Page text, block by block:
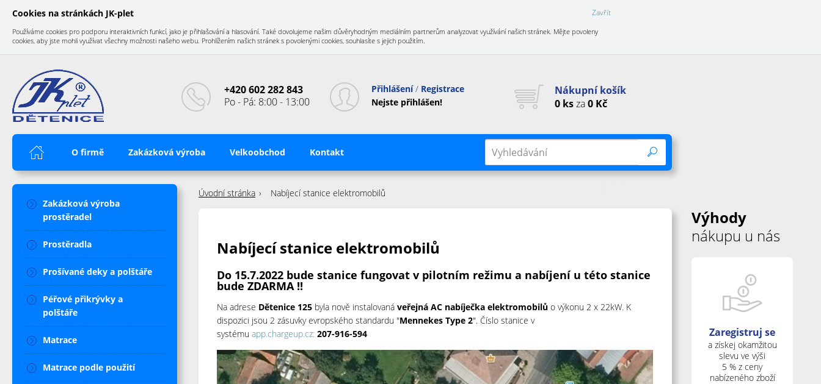
Zavřít
Cookies na stránkách JK-plet
Používáme cookies pro podporu interaktivních funkcí, jako je přihlašování a hlasování. Také dovolujeme našim důvěryhodným mediálním partnerům analyzovat využívání našich stránek. Mějte povoleny
cookies, aby jste mohli využívat všechny možnosti našeho webu. Prohlížením našich stránek s povolenými cookies, souhlasíte s jejich použitím.
+420 602 282 843
Po - Pá: 8:00 - 13:00
Přihlášení
Registrace
Nejste přihlášen!
Nákupní košík
0 ksza0 Kč
Úvod O firmě Zakázková výroba Velkoobchod Kontakt
Úvodní stránka Nabíjecí stanice elektromobilů
Nabíjecí stanice elektromobilů
Do 15.7.2022 bude stanice fungovat v pilotním režimu a nabíjení u této stanice
bude ZDARMA !!
Na adrese Dětenice 125 byla nově instalovaná veřejná AC nabíječka elektromobilů o výkonu 2 x 22kW. K
dispozici jsou 2 zásuvky evropského standardu "Mennekes Type 2". Číslo stanice v
systému app.chargeup.cz: 207-916-594
Zakázková výroba
prostěradel
Prostěradla
Prošívané deky a polštáře
Péřové přikrývky a
polštáře
Matrace
Matrace podle použití
Výhody
nákupu u nás
Zaregistruj se
a získej okamžitou
slevu ve výši
5 % z ceny
nabízeného zboží